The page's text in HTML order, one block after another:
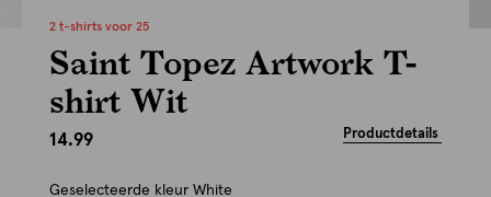
2 t-shirts voor 25
Saint Topez Artwork T-
shirt Wit
14.99 Productdetails
Geselecteerde kleur White